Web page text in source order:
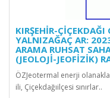
KIRŞEHİR-
YALNIZAĞAÇ AR:
ARAMA RUHSAT
(JEOLOJİ-JEOFİZİK)
ÖZJeotermal enerji
ili, Çiçekdağıilçesi sınırlar..